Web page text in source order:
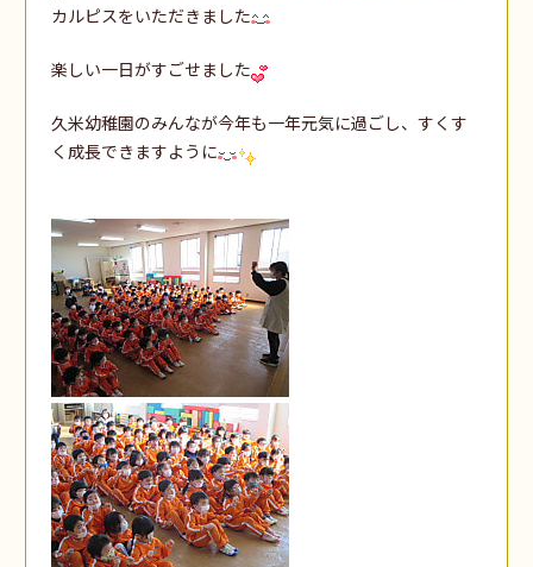
カルピスをいただきました
楽しい一日がすごせました
久米幼稚園のみんなが今年も一年元気に過ごし、すくす
く成長できますように